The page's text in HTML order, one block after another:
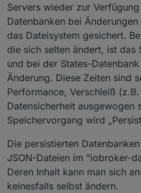
Servers wieder zur
Datenbanken bei
das Dateisystem gesichert.
die sich selten ändert, ist das
und bei der States-
Änderung. Diese Zeiten sind
Performance, Verschleiß
Datensicherheit ausgewogen
Speichervorgang wird
Die persistierten
JSON-Dateien im "iobroker-
Deren Inhalt kann man sich
keinesfalls selbst ändern.